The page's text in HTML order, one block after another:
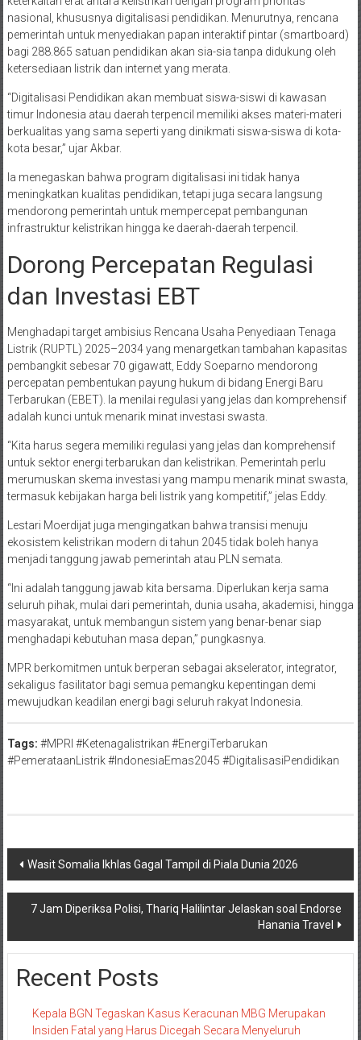
nasional, khususnya digitalisasi pendidikan. Menurutnya, rencana
pemerintah untuk menyediakan papan interaktif pintar (smartboard)
bagi 288.865 satuan pendidikan akan sia-sia tanpa didukung oleh
ketersediaan listrik dan internet yang merata.
“Digitalisasi Pendidikan akan membuat siswa-siswi di kawasan
timur Indonesia atau daerah terpencil memiliki akses materi-materi
berkualitas yang sama seperti yang dinikmati siswa-siswa di kota-
kota besar,” ujar Akbar.
Ia menegaskan bahwa program digitalisasi ini tidak hanya
meningkatkan kualitas pendidikan, tetapi juga secara langsung
mendorong pemerintah untuk mempercepat pembangunan
infrastruktur kelistrikan hingga ke daerah-daerah terpencil.
Dorong Percepatan Regulasi
dan Investasi EBT
Menghadapi target ambisius Rencana Usaha Penyediaan Tenaga
Listrik (RUPTL) 2025–2034 yang menargetkan tambahan kapasitas
pembangkit sebesar 70 gigawatt, Eddy Soeparno mendorong
percepatan pembentukan payung hukum di bidang Energi Baru
Terbarukan (EBET). Ia menilai regulasi yang jelas dan komprehensif
adalah kunci untuk menarik minat investasi swasta.
“Kita harus segera memiliki regulasi yang jelas dan komprehensif
untuk sektor energi terbarukan dan kelistrikan. Pemerintah perlu
merumuskan skema investasi yang mampu menarik minat swasta,
termasuk kebijakan harga beli listrik yang kompetitif,” jelas Eddy.
Lestari Moerdijat juga mengingatkan bahwa transisi menuju
ekosistem kelistrikan modern di tahun 2045 tidak boleh hanya
menjadi tanggung jawab pemerintah atau PLN semata.
“Ini adalah tanggung jawab kita bersama. Diperlukan kerja sama
seluruh pihak, mulai dari pemerintah, dunia usaha, akademisi, hingga
masyarakat, untuk membangun sistem yang benar-benar siap
menghadapi kebutuhan masa depan,” pungkasnya.
MPR berkomitmen untuk berperan sebagai akselerator, integrator,
sekaligus fasilitator bagi semua pemangku kepentingan demi
mewujudkan keadilan energi bagi seluruh rakyat Indonesia.
Tags: #MPRI #Ketenagalistrikan #EnergiTerbarukan
#PemerataanListrik #IndonesiaEmas2045 #DigitalisasiPendidikan
Navigasi
pos
Wasit Somalia Ikhlas Gagal Tampil di Piala Dunia 2026
7 Jam Diperiksa Polisi, Thariq Halilintar Jelaskan soal Endorse
Hanania Travel
Recent Posts
Kepala BGN Tegaskan Kasus Keracunan MBG Merupakan
Insiden Fatal yang Harus Dicegah Secara Menyeluruh